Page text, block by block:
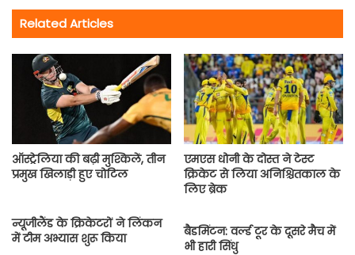
Related Articles
ऑस्‍ट्रेलिया की बढ़ी मुश्किलें, तीन
प्रमुख खिलाड़ी हुए चोटिल
एमएस धोनी के दोस्त ने टेस्ट
क्रिकेट से लिया अनिश्चितकाल के
लिए ब्रेक
न्यूजीलैंड के क्रिकेटरों ने लिंकन
में टीम अभ्यास शुरू किया
बैडमिंटन: वर्ल्ड टूर के दूसरे मैच में
भी हारी सिंधु